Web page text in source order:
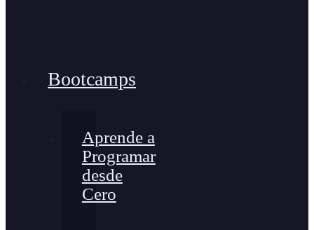
Bootcamps
Aprende a
Programar
desde
Cero